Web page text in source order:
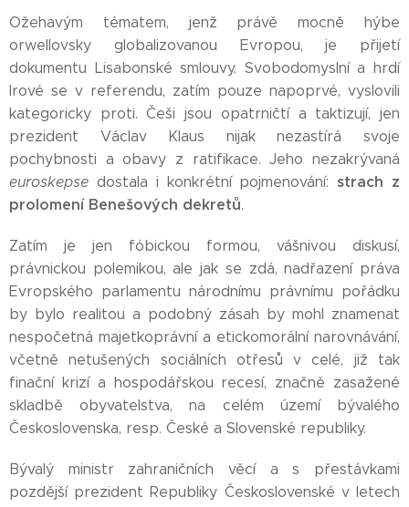
Ožehavým tématem, jenž právě mocně hýbe
orwellovsky globalizovanou Evropou, je přijetí
dokumentu Lisabonské smlouvy. Svobodomyslní a hrdí
Irové se v referendu, zatím pouze napoprvé, vyslovili
kategoricky proti. Češi jsou opatrničtí a taktizují, jen
prezident Václav Klaus nijak nezastírá svoje
pochybnosti a obavy z ratifikace. Jeho nezakrývaná
euroskepse dostala i konkrétní pojmenování:strach z
prolomení Benešových dekretů.
Zatím je jen fóbickou formou, vášnivou diskusí,
právnickou polemikou, ale jak se zdá, nadřazení práva
Evropského parlamentu národnímu právnímu pořádku
by bylo realitou a podobný zásah by mohl znamenat
nespočetná majetkoprávní a etickomorální narovnávání,
včetně netušených sociálních otřesů v celé, již tak
finační krizí a hospodářskou recesí, značně zasažené
skladbě obyvatelstva, na celém území bývalého
Československa, resp. České a Slovenské republiky.
Bývalý ministr zahraničních věcí a s přestávkami
pozdější prezident Republiky Československé v letech